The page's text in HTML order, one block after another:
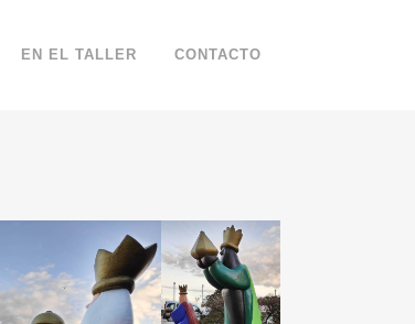
EN EL TALLER CONTACTO